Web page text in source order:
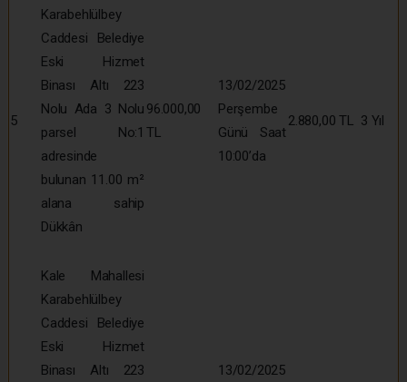
5
Karabehlülbey
Caddesi Belediye
Eski Hizmet
Binası Altı 223
Nolu Ada 3 Nolu
parsel No:1
adresinde
bulunan 11.00 m²
alana sahip
Dükkân
96.000,00
TL
13/02/2025
Perşembe
Günü Saat
10:00’da
2.880,00 TL 3 Yıl
Kale Mahallesi
Karabehlülbey
Caddesi Belediye
Eski Hizmet
Binası Altı 223
13/02/2025